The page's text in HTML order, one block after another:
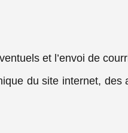
et l’envoi de
du site internet, des